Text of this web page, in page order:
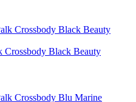
Black Beauty